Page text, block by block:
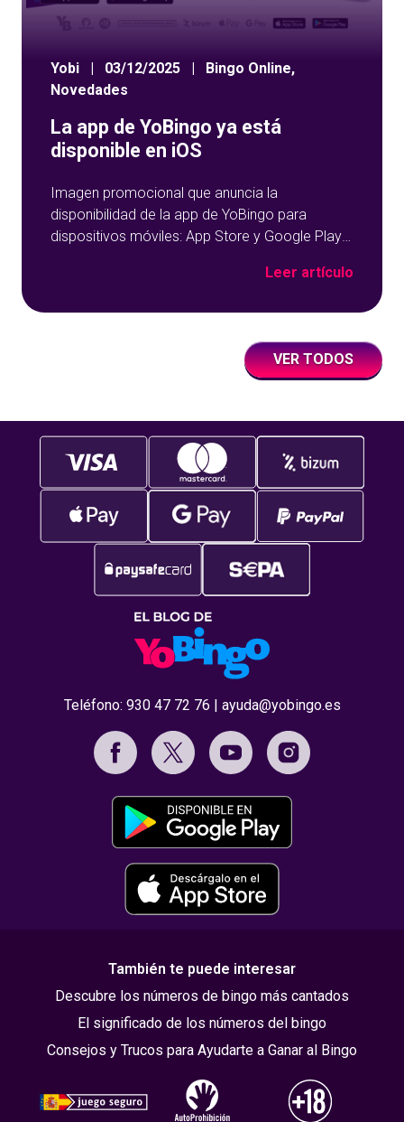
Yobi 03/12/2025 Bingo Online,
Novedades
La app de YoBingo ya está
disponible en iOS
Imagen promocional que anuncia la
disponibilidad de la app de YoBingo para
dispositivos móviles: App Store y Google Play
Leer artículo
VER TODOS
Teléfono: 930 47 72 76 ayuda@yobingo.es
También te puede interesar
Descubre los números de bingo más cantados
El significado de los números del bingo
Consejos y Trucos para Ayudarte a Ganar al Bingo